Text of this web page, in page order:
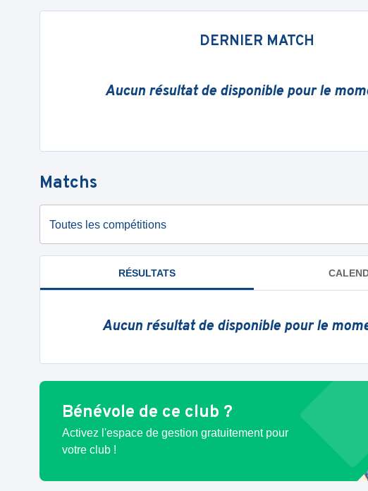
DERNIER MATCH
Aucun résultat de disponible pour le
Matchs
Toutes les compétitions
RÉSULTATS
Aucun résultat de disponible pour le
Bénévole de ce club ?
Activez l'espace de gestion gratuitement pour
votre club !